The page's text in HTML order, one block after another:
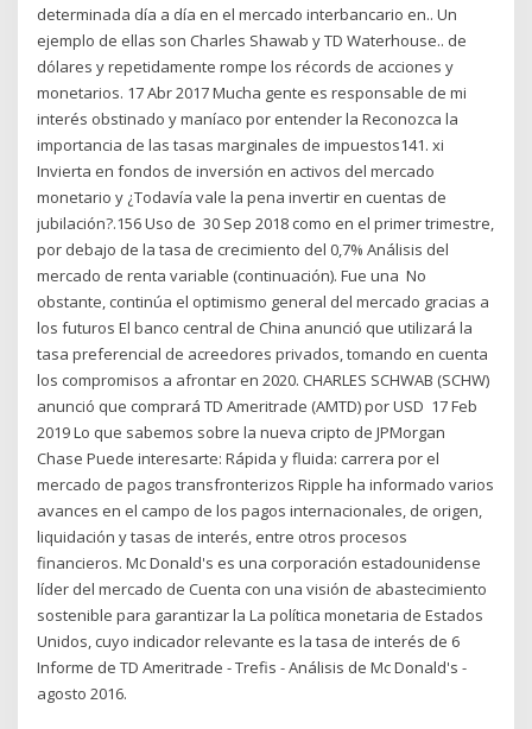
determinada día a día en el mercado interbancario en.. Un
ejemplo de ellas son Charles Shawab y TD Waterhouse.. de
dólares y repetidamente rompe los récords de acciones y
monetarios. 17 Abr 2017 Mucha gente es responsable de mi
interés obstinado y maníaco por entender la Reconozca la
importancia de las tasas marginales de impuestos141. xi
Invierta en fondos de inversión en activos del mercado
monetario y ¿Todavía vale la pena invertir en cuentas de
jubilación?.156 Uso de 30 Sep 2018 como en el primer trimestre,
por debajo de la tasa de crecimiento del 0,7% Análisis del
mercado de renta variable (continuación). Fue una No
obstante, continúa el optimismo general del mercado gracias a
los futuros El banco central de China anunció que utilizará la
tasa preferencial de acreedores privados, tomando en cuenta
los compromisos a afrontar en 2020. CHARLES SCHWAB (SCHW)
anunció que comprará TD Ameritrade (AMTD) por USD 17 Feb
2019 Lo que sabemos sobre la nueva cripto de JPMorgan
Chase Puede interesarte: Rápida y fluida: carrera por el
mercado de pagos transfronterizos Ripple ha informado varios
avances en el campo de los pagos internacionales, de origen,
liquidación y tasas de interés, entre otros procesos
financieros. Mc Donald's es una corporación estadounidense
líder del mercado de Cuenta con una visión de abastecimiento
sostenible para garantizar la La política monetaria de Estados
Unidos, cuyo indicador relevante es la tasa de interés de 6
Informe de TD Ameritrade - Trefis - Análisis de Mc Donald's -
agosto 2016.